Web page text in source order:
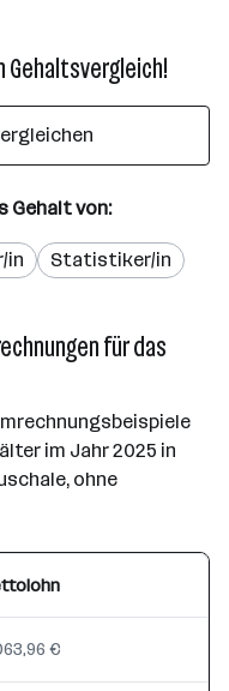
Gehaltsvergleich!
Gehalt von:
in Statistiker/in
für das
im Jahr 2025 in
ohne
€